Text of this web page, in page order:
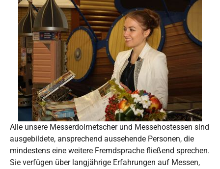
Alle unsere Messerdolmetscher und Messehostessen sind
ausgebildete, ansprechend aussehende Personen, die
mindestens eine weitere Fremdsprache fließend sprechen.
Sie verfügen über langjährige Erfahrungen auf Messen,